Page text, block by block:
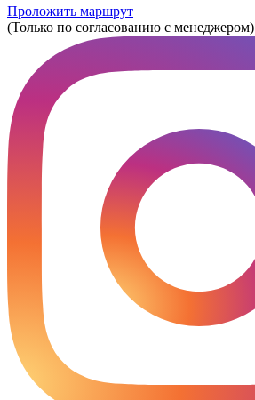
Проложить маршрут
(Только по согласованию с менеджером)